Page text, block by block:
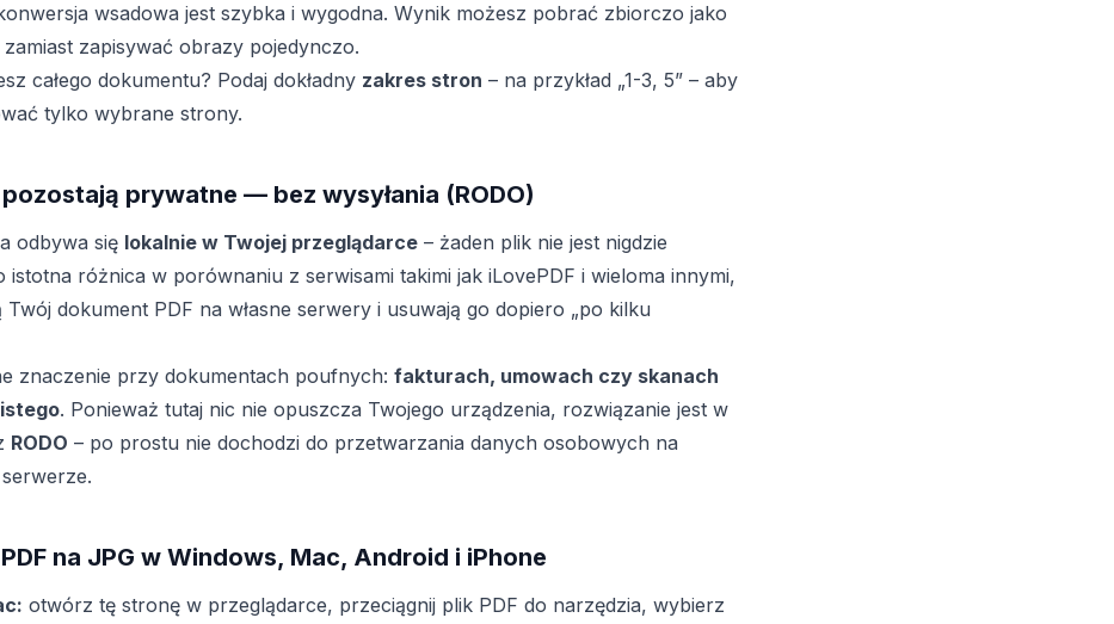
wsadowa jest szybka i wygodna. Wynik możesz pobrać zbiorczo jako
zamiast zapisywać obrazy pojedynczo.
całego dokumentu? Podaj dokładny zakres stron – na przykład „1-3, 5” – aby
tylko wybrane strony.
prywatne — bez wysyłania (RODO)
odbywa się lokalnie w Twojej przeglądarce – żaden plik nie jest nigdzie
istotna różnica w porównaniu z serwisami takimi jak iLovePDF i wieloma innymi,
Twój dokument PDF na własne serwery i usuwają go dopiero „po kilku
znaczenie przy dokumentach poufnych: fakturach, umowach czy skanach
. Ponieważ tutaj nic nie opuszcza Twojego urządzenia, rozwiązanie jest w
RODO – po prostu nie dochodzi do przetwarzania danych osobowych na
na JPG w Windows, Mac, Android i iPhone
otwórz tę stronę w przeglądarce, przeciągnij plik PDF do narzędzia, wybierz